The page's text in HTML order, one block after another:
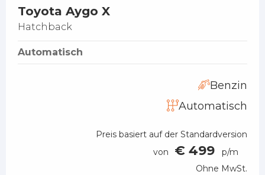
Toyota Aygo X
Hatchback
Automatisch
Benzin
Automatisch
Preis basiert auf der Standardversion
von
€ 499
p/m
Ohne MwSt.